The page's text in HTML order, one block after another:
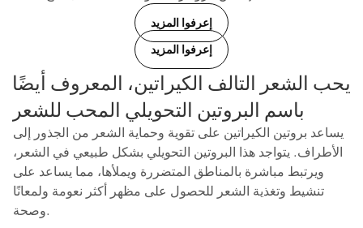
إعرفوا المزيد
إعرفوا المزيد
يحب الشعر التالف الكيراتين، المعروف أيضًا
باسم البروتين التحويلي المحب للشعر
يساعد بروتين الكيراتين على تقوية وحماية الشعر من الجذور إلى
الأطراف. يتواجد هذا البروتين التحويلي بشكل طبيعي في الشعر،
ويرتبط مباشرة بالمناطق المتضررة ويملأها، مما يساعد على
تنشيط وتغذية الشعر للحصول على مظهر أكثر نعومة ولمعانًا
وصحة.